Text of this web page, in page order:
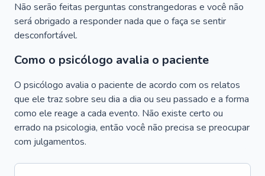
Não serão feitas perguntas constrangedoras e você não
será obrigado a responder nada que o faça se sentir
desconfortável.
Como o psicólogo avalia o paciente
O psicólogo avalia o paciente de acordo com os relatos
que ele traz sobre seu dia a dia ou seu passado e a forma
como ele reage a cada evento. Não existe certo ou
errado na psicologia, então você não precisa se preocupar
com julgamentos.